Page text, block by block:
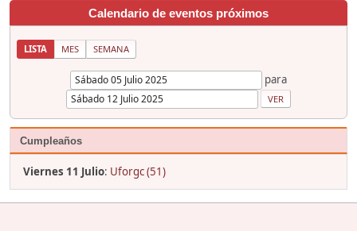
Calendario de eventos próximos
LISTA MES SEMANA
para
Cumpleaños
Viernes 11 Julio: Uforgc (51)